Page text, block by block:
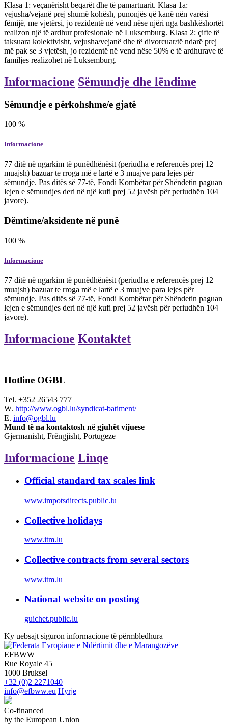
Klasa 1: veçanërisht beqarët dhe të pamartuarit. Klasa 1a:
vejusha/vejanë prej shumë kohësh, punonjës që kanë nën varësi
fëmijë, me vjetërsi, jo rezidentë në vend nëse njëri nga bashkëshortët
realizon një të ardhur profesionale në Luksemburg. Klasa 2: çifte të
taksuara kolektivisht, vejusha/vejanë dhe të divorcuar/të ndarë prej
më pak se 3 vjetësh, jo rezidentë në vend nëse 50% e të ardhurave të
familjes realizohet në Luksemburg.
Informacione Sëmundje dhe lëndime
Sëmundje e përkohshme/e gjatë
100 %
Informacione
77 ditë në ngarkim të punëdhënësit (periudha e referencës prej 12
muajsh) bazuar te rroga më e lartë e 3 muajve para lejes për
sëmundje. Pas ditës së 77-të, Fondi Kombëtar për Shëndetin paguan
lejen e sëmundjes deri në një kufi prej 52 javësh për periudhën 104
javore).
Dëmtime/aksidente në punë
100 %
Informacione
77 ditë në ngarkim të punëdhënësit (periudha e referencës prej 12
muajsh) bazuar te rroga më e lartë e 3 muajve para lejes për
sëmundje. Pas ditës së 77-të, Fondi Kombëtar për Shëndetin paguan
lejen e sëmundjes deri në një kufi prej 52 javësh për periudhën 104
javore).
Informacione Kontaktet
Hotline OGBL
Tel. +352 26543 777
W. http://www.ogbl.lu/syndicat-batiment/
E. info@ogbl.lu
Mund të na kontaktosh në gjuhët vijuese
Gjermanisht, Frëngjisht, Portugeze
Informacione Linqe
Official standard tax scales link
www.impotsdirects.public.lu
Collective holidays
www.itm.lu
Collective contracts from several sectors
www.itm.lu
National website on posting
guichet.public.lu
Ky uebsajt siguron informacione të përmbledhura
EFBWW
Rue Royale 45
1000 Bruksel
+32 (0)2 2271040
info@efbww.eu Hyrje
Co-financed
by the European Union